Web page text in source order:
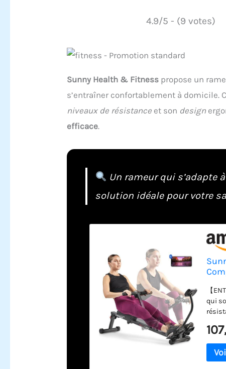
4.9/5 - (9 votes)
Sunny Health & Fitness propose un
s’entraîner confortablement à domicile.
niveaux de résistance et son design
efficace.
Un rameur qui s’adapte
solution idéale pour votre
【
qui
faible
facile